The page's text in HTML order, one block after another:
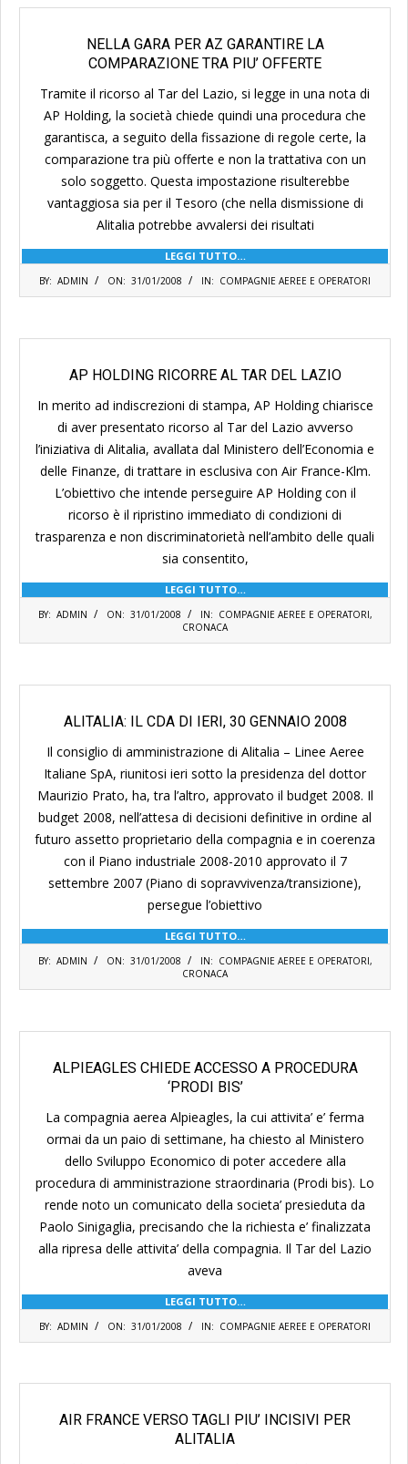
NELLA GARA PER AZ GARANTIRE LA
COMPARAZIONE TRA PIU’ OFFERTE
Tramite il ricorso al Tar del Lazio, si legge in una nota di
AP Holding, la società chiede quindi una procedura che
garantisca, a seguito della fissazione di regole certe, la
comparazione tra più offerte e non la trattativa con un
solo soggetto. Questa impostazione risulterebbe
vantaggiosa sia per il Tesoro (che nella dismissione di
Alitalia potrebbe avvalersi dei risultati
LEGGI TUTTO…
2008-
01-
BY: ADMIN ON: 31/01/2008 IN: COMPAGNIE AEREE E OPERATORI
AP HOLDING RICORRE AL TAR DEL LAZIO
In merito ad indiscrezioni di stampa, AP Holding chiarisce
di aver presentato ricorso al Tar del Lazio avverso
l’iniziativa di Alitalia, avallata dal Ministero dell’Economia e
delle Finanze, di trattare in esclusiva con Air France-Klm.
L’obiettivo che intende perseguire AP Holding con il
ricorso è il ripristino immediato di condizioni di
trasparenza e non discriminatorietà nell’ambito delle quali
sia consentito,
LEGGI TUTTO…
2008-
31
BY: ADMIN ON: 31/01/2008 IN: COMPAGNIE AEREE E OPERATORI,
CRONACA
ALITALIA: IL CDA DI IERI, 30 GENNAIO 2008
Il consiglio di amministrazione di Alitalia – Linee Aeree
Italiane SpA, riunitosi ieri sotto la presidenza del dottor
Maurizio Prato, ha, tra l’altro, approvato il budget 2008. Il
budget 2008, nell’attesa di decisioni definitive in ordine al
futuro assetto proprietario della compagnia e in coerenza
con il Piano industriale 2008-2010 approvato il 7
settembre 2007 (Piano di sopravvivenza/transizione),
persegue l’obiettivo
LEGGI TUTTO…
2008-
31
BY: ADMIN ON: 31/01/2008 IN: COMPAGNIE AEREE E OPERATORI,
CRONACA
ALPIEAGLES CHIEDE ACCESSO A PROCEDURA
‘PRODI BIS’
La compagnia aerea Alpieagles, la cui attivita’ e’ ferma
ormai da un paio di settimane, ha chiesto al Ministero
dello Sviluppo Economico di poter accedere alla
procedura di amministrazione straordinaria (Prodi bis). Lo
rende noto un comunicato della societa’ presieduta da
Paolo Sinigaglia, precisando che la richiesta e’ finalizzata
alla ripresa delle attivita’ della compagnia. Il Tar del Lazio
aveva
LEGGI TUTTO…
2008-
01-
BY: ADMIN ON: 31/01/2008 IN: COMPAGNIE AEREE E OPERATORI
AIR FRANCE VERSO TAGLI PIU’ INCISIVI PER
ALITALIA